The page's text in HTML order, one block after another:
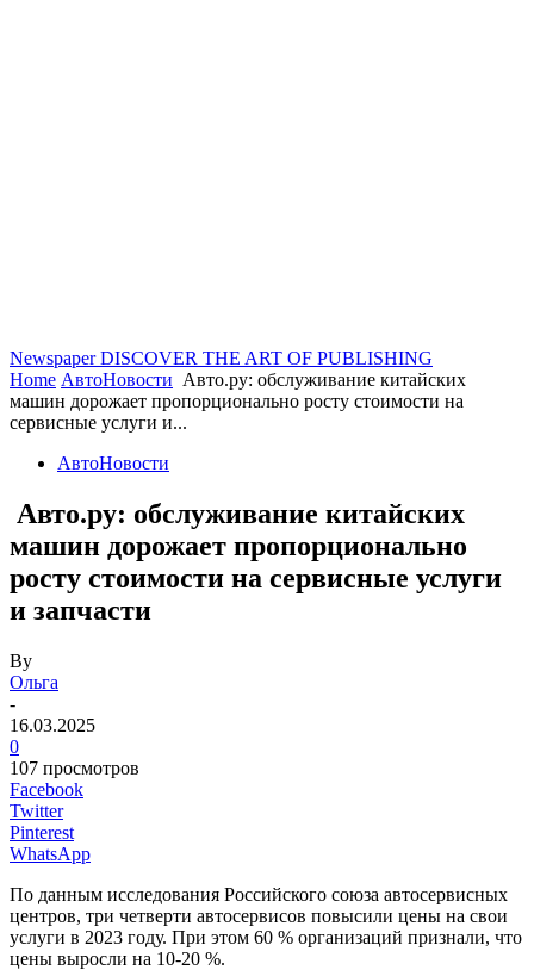
Newspaper DISCOVER THE ART OF PUBLISHING
Home АвтоНовости Авто.ру: обслуживание китайских
машин дорожает пропорционально росту стоимости на
сервисные услуги и...
АвтоНовости
Авто.ру: обслуживание китайских
машин дорожает пропорционально
росту стоимости на сервисные услуги
и запчасти
By
Ольга
-
16.03.2025
0
107 просмотров
Facebook
Twitter
Pinterest
WhatsApp
По данным исследования Российского союза автосервисных
центров, три четверти автосервисов повысили цены на свои
услуги в 2023 году. При этом 60 % организаций признали, что
цены выросли на 10-20 %.